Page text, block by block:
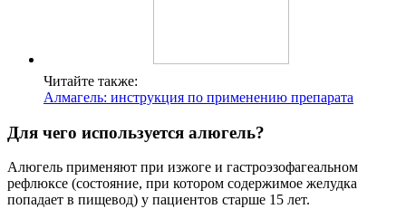
Читайте также:
Алмагель: инструкция по применению препарата
Для чего используется алюгель?
Алюгель применяют при изжоге и гастроэзофагеальном
рефлюксе (состояние, при котором содержимое желудка
попадает в пищевод) у пациентов старше 15 лет.